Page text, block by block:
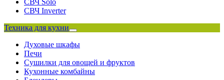
СВЧ Solo
СВЧ Inverter
Техника для кухни
Духовые шкафы
Печи
Сушилки для овощей и фруктов
Кухонные комбайны